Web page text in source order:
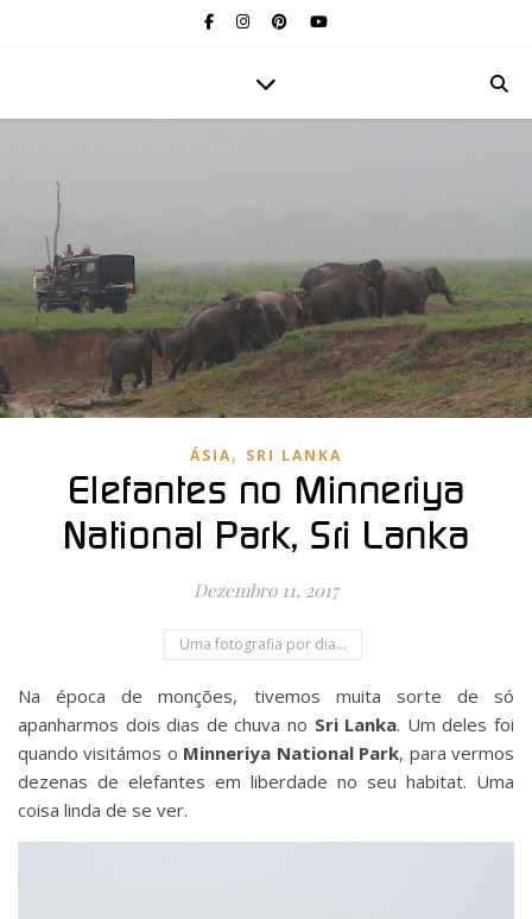
ÁSIA, SRI LANKA
Elefantes no Minneriya
National Park, Sri Lanka
Dezembro 11, 2017
Uma fotografia por dia...
Na época de monções, tivemos muita sorte de só
apanharmos dois dias de chuva no Sri Lanka. Um deles foi
quando visitámos o Minneriya National Park, para vermos
dezenas de elefantes em liberdade no seu habitat. Uma
coisa linda de se ver.